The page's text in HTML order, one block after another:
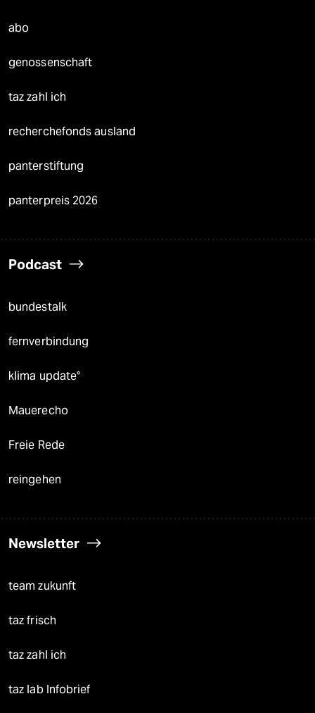
abo
genossenschaft
taz zahl ich
recherchefonds ausland
panterstiftung
panterpreis 2026
Podcast
bundestalk
fernverbindung
klima update°
Mauerecho
Freie Rede
reingehen
Newsletter
team zukunft
taz frisch
taz zahl ich
taz lab Infobrief